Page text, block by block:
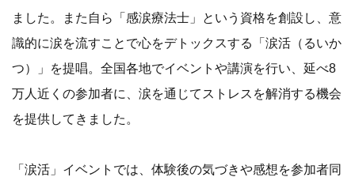
ました。また自ら「感涙療法士」という資格を創設し、意
識的に涙を流すことで心をデトックスする「涙活（るいか
つ）」を提唱。全国各地でイベントや講演を行い、延べ8
万人近くの参加者に、涙を通じてストレスを解消する機会
を提供してきました。
「涙活」イベントでは、体験後の気づきや感想を参加者同